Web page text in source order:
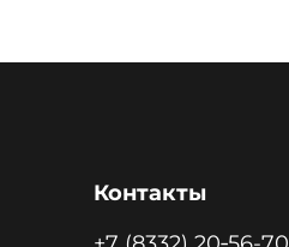
Контакты